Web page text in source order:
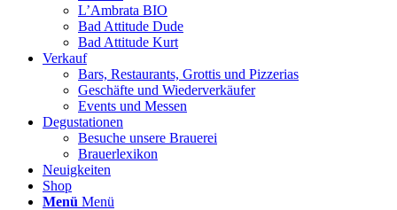
L’Ambrata BIO
Bad Attitude Dude
Bad Attitude Kurt
Verkauf
Bars, Restaurants, Grottis und Pizzerias
Geschäfte und Wiederverkäufer
Events und Messen
Degustationen
Besuche unsere Brauerei
Brauerlexikon
Neuigkeiten
Shop
Menü Menü